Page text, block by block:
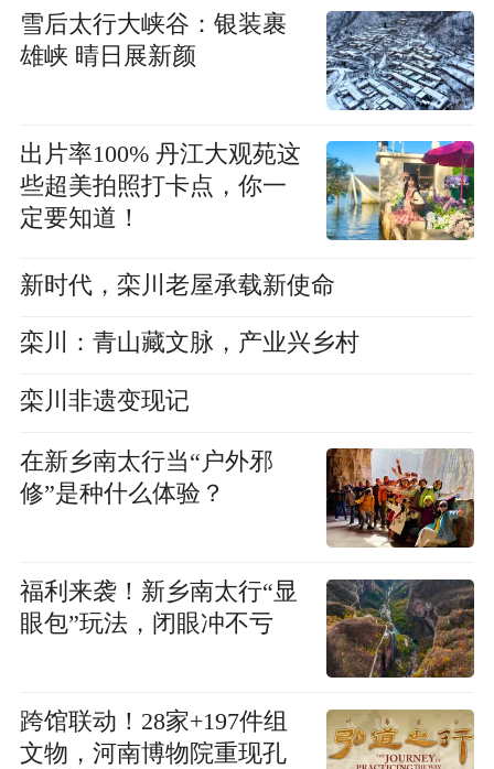
雪后太行大峡谷：银装裹
雄峡 晴日展新颜
出片率100% 丹江大观苑这
些超美拍照打卡点，你一
定要知道！
新时代，栾川老屋承载新使命
栾川：青山藏文脉，产业兴乡村
栾川非遗变现记
在新乡南太行当“户外邪
修”是种什么体验？
福利来袭！新乡南太行“显
眼包”玩法，闭眼冲不亏
跨馆联动！28家+197件组
文物，河南博物院重现孔